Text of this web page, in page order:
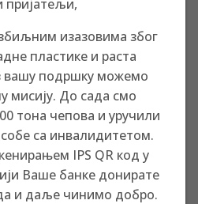
„Да се ја питам“
хероји уз „HERO”
трицикл
пријатељи,
изазовима због
пластике и раста
вашу подршку можемо
мисију. До сада смо
тона чепова и уручили
са инвалидитетом.
IPS QR код у
Ваше банке донирате
и даље чинимо добро.